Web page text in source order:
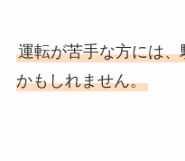
運転が苦手な方には
かもしれません。